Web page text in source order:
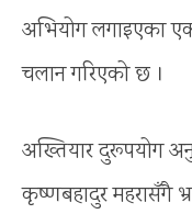
अभियोग लगाइएका एक
चलान गरिएको छ ।
अख्तियार दुरूपयोग
कृष्णबहादुर महरासँगै